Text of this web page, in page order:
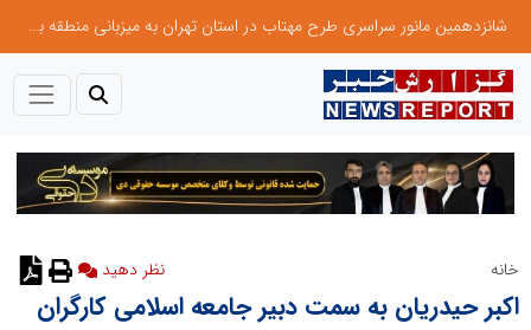
شانزدهمین مانور سراسری طرح مهتاب در استان تهران به میزبانی منطقه برق لواسان
خانه نظر دهید
اکبر حیدریان به سمت دبیر جامعه اسلامی کارگران